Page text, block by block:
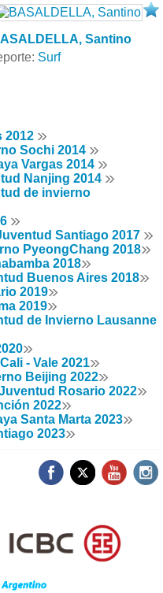
Santino
Surf
2012
Sochi 2014
Vargas 2014
Nanjing 2014
de invierno
Santiago 2017
PyeongChang 2018
2018
Buenos Aires 2018
2019
2019
de Invierno Lausanne
- Vale 2021
Beijing 2022
Rosario 2022
2022
Santa Marta 2023
2023